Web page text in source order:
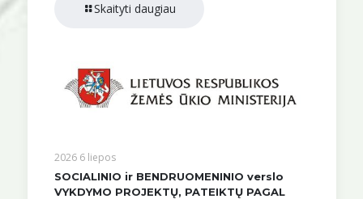
Skaityti daugiau
2026 6 liepos
SOCIALINIO ir BENDRUOMENINIO verslo
VYKDYMO PROJEKTŲ, PATEIKTŲ PAGAL